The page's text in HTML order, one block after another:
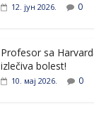
12. јун 2026. 0
Profesor sa
izlečiva bolest!
10. мај 2026. 0